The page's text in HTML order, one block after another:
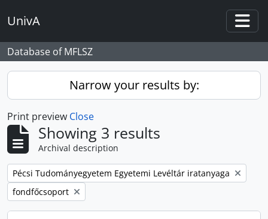
UnivA
Database of MFLSZ
Narrow your results by:
Print preview Close
Showing 3 results
Archival description
Remove filter:
Pécsi Tudományegyetem Egyetemi Levéltár iratanyaga
Remove filter:
fondfőcsoport